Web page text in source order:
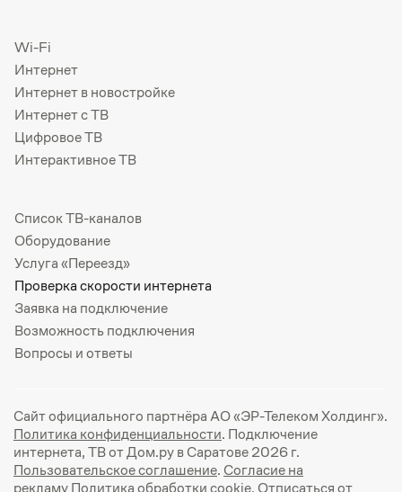
Wi-Fi
Интернет
Интернет в новостройке
Интернет с ТВ
Цифровое ТВ
Интерактивное ТВ
Список ТВ-каналов
Оборудование
Услуга «Переезд»
Проверка скорости интернета
Заявка на подключение
Возможность подключения
Вопросы и ответы
Сайт официального партнёра АО «ЭР-Телеком Холдинг».
Политика конфиденциальности. Подключение
интернета, ТВ от Дом.ру в Саратове 2026 г.
Пользовательское соглашение. Согласие на